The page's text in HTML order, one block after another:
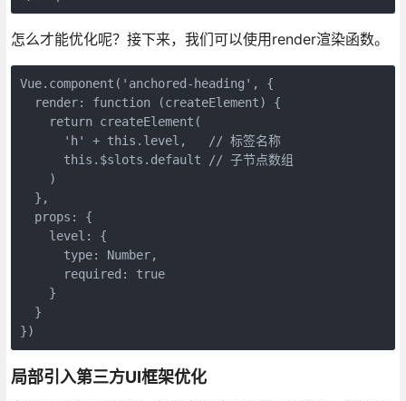
怎么才能优化呢？接下来，我们可以使用render渲染函数。
Vue.component('anchored-heading', {
  render: function (createElement) {
    return createElement(
      'h' + this.level,   // 标签名称
      this.$slots.default // 子节点数组
    )
  },
  props: {
    level: {
      type: Number,
      required: true
    }
  }
})
局部引入第三方UI框架优化